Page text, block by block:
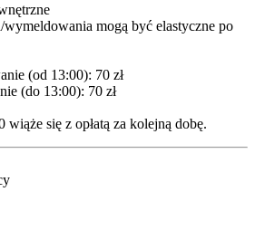
mogą być elastyczne po
(od 13:00): 70 zł
(do 13:00): 70 zł
wiąże się z opłatą za kolejną dobę.